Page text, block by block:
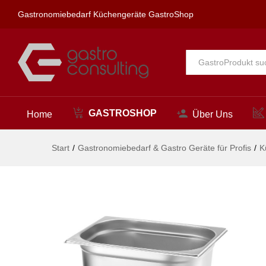
Gastronomiebedarf Küchengeräte GastroShop
Alle
Home GASTROSHOP Über Uns
Start / Gastronomiebedarf & Gastro Geräte für Profis /
Beschreibung